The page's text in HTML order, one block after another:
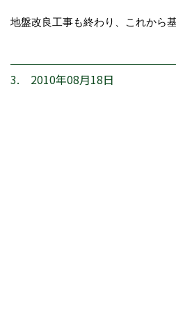
地盤改良工事も終わり、これから
3. 2010年08月18日